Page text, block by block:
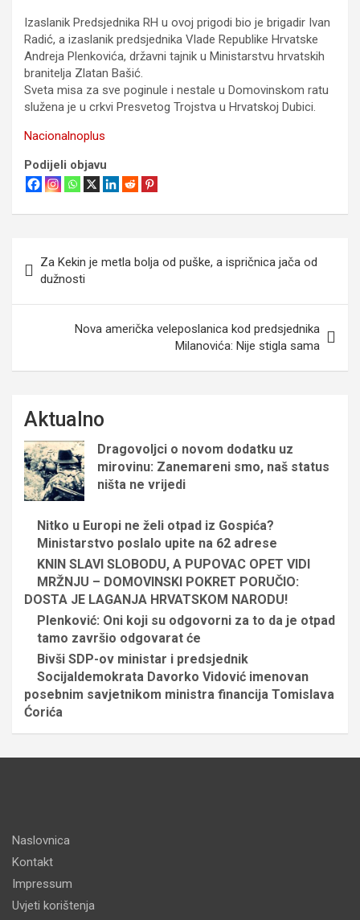
Izaslanik Predsjednika RH u ovoj prigodi bio je brigadir Ivan
Radić, a izaslanik predsjednika Vlade Republike Hrvatske
Andreja Plenkovića, državni tajnik u Ministarstvu hrvatskih
branitelja Zlatan Bašić.
Sveta misa za sve poginule i nestale u Domovinskom ratu
služena je u crkvi Presvetog Trojstva u Hrvatskoj Dubici.
Nacionalnoplus
Podijeli objavu
objava
Za Kekin je metla bolja od puške, a ispričnica jača od
dužnosti
Nova američka veleposlanica kod predsjednika
Milanovića: Nije stigla sama
Aktualno
Dragovoljci o novom dodatku uz
mirovinu: Zanemareni smo, naš status
ništa ne vrijedi
Nitko u Europi ne želi otpad iz Gospića?
Ministarstvo poslalo upite na 62 adrese
KNIN SLAVI SLOBODU, A PUPOVAC OPET VIDI
MRŽNJU – DOMOVINSKI POKRET PORUČIO:
DOSTA JE LAGANJA HRVATSKOM NARODU!
Plenković: Oni koji su odgovorni za to da je otpad
tamo završio odgovarat će
Bivši SDP-ov ministar i predsjednik
Socijaldemokrata Davorko Vidović imenovan
posebnim savjetnikom ministra financija Tomislava
Ćorića
Naslovnica
Kontakt
Impressum
Uvjeti korištenja